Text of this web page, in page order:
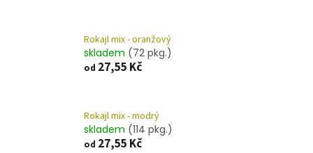
Rokajl mix - oranžový
skladem (72 pkg.)
od 27,55 Kč
Rokajl mix - modrý
skladem (114 pkg.)
od 27,55 Kč